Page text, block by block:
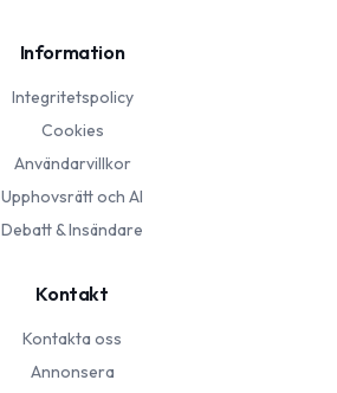
Information
Integritetspolicy
Cookies
Användarvillkor
Upphovsrätt och AI
Debatt & Insändare
Kontakt
Kontakta oss
Annonsera